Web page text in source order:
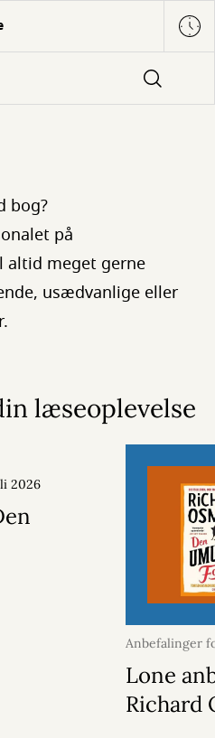
bog?
på
altid meget gerne
usædvanlige eller
læseoplevelse
2026
Anbefalinger
april 2026
Lone
Richard